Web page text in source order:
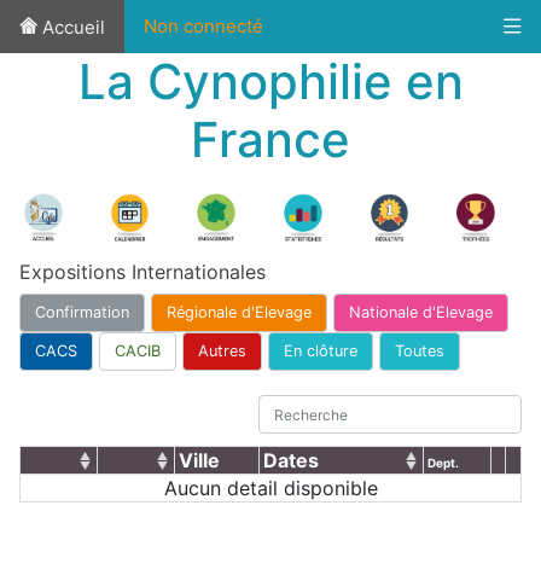
Accueil Non connecté
La Cynophilie en
France
Expositions Internationales
Confirmation Régionale d'Elevage Nationale d'Elevage
CACS CACIB Autres En clôture Toutes
Ville Dates Dept.
Aucun detail disponible